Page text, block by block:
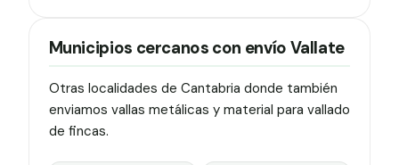
Municipios cercanos con envío Vallate
Otras localidades de Cantabria donde también
enviamos vallas metálicas y material para vallado
de fincas.